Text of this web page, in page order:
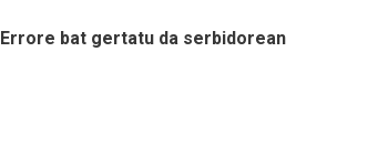
Errore bat gertatu da serbidorean